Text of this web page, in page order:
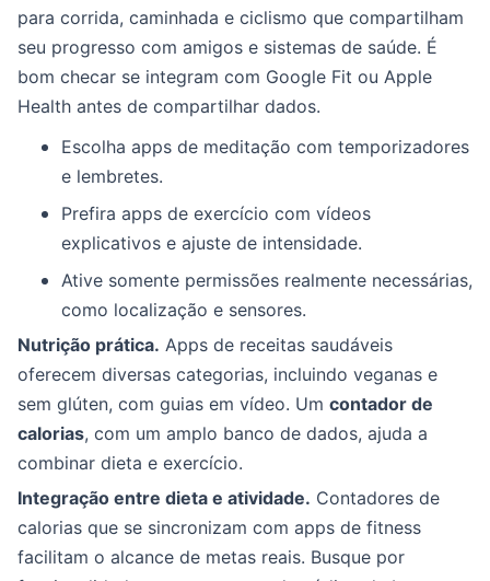
para corrida, caminhada e ciclismo que compartilham
seu progresso com amigos e sistemas de saúde. É
bom checar se integram com Google Fit ou Apple
Health antes de compartilhar dados.
Escolha apps de meditação com temporizadores
e lembretes.
Prefira apps de exercício com vídeos
explicativos e ajuste de intensidade.
Ative somente permissões realmente necessárias,
como localização e sensores.
Nutrição prática. Apps de receitas saudáveis
oferecem diversas categorias, incluindo veganas e
sem glúten, com guias em vídeo. Um contador de
calorias, com um amplo banco de dados, ajuda a
combinar dieta e exercício.
Integração entre dieta e atividade. Contadores de
calorias que se sincronizam com apps de fitness
facilitam o alcance de metas reais. Busque por